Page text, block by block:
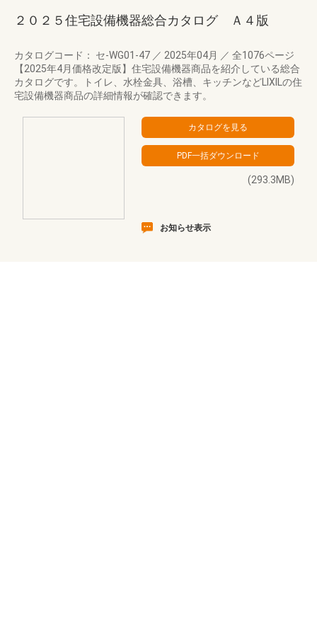
２０２５住宅設備機器総合カタログ Ａ４版
カタログコード： セ-WG01-47 ／ 2025年04月 ／ 全1076ページ
【2025年4月価格改定版】住宅設備機器商品を紹介している総合
カタログです。トイレ、水栓金具、浴槽、キッチンなどLIXILの住
宅設備機器商品の詳細情報が確認できます。
(293.3MB)
お知らせ表示